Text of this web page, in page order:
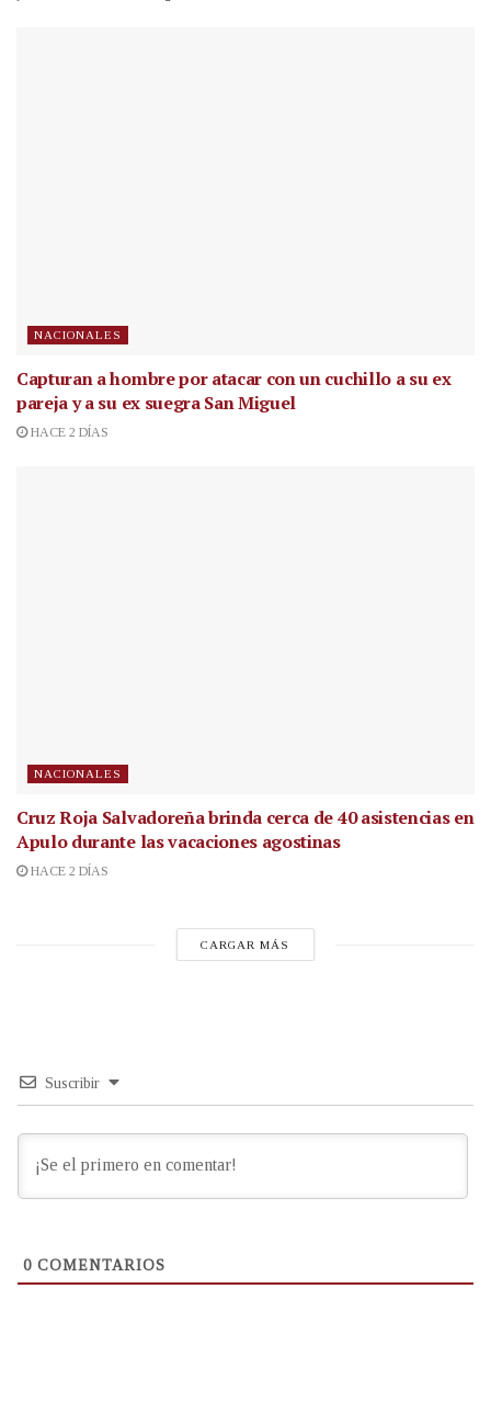
NACIONALES
Capturan a hombre por atacar con un cuchillo a su ex
pareja y a su ex suegra San Miguel
HACE 2 DÍAS
NACIONALES
Cruz Roja Salvadoreña brinda cerca de 40 asistencias en
Apulo durante las vacaciones agostinas
HACE 2 DÍAS
CARGAR MÁS
Suscribir
0 COMENTARIOS